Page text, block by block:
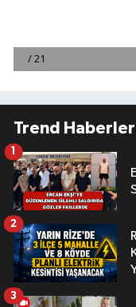
Trend Haberler
1
2
3